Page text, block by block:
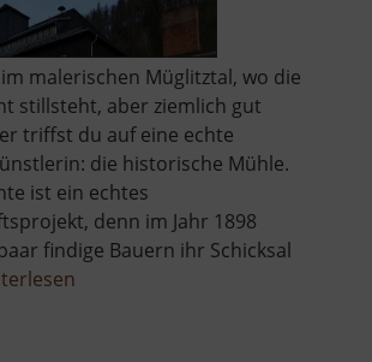
malerischen Müglitztal, wo die
stillsteht, aber ziemlich gut
triffst du auf eine echte
die historische Mühle.
ist ein echtes
denn im Jahr 1898
findige Bauern ihr Schicksal